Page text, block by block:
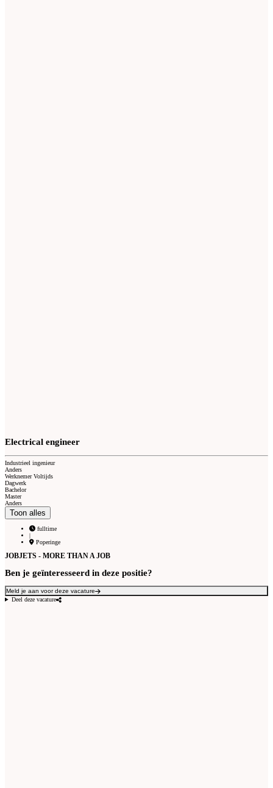
Electrical engineer
Industrieel ingenieur
Anders
Werknemer Voltijds
Dagwerk
Bachelor
Master
Anders
Toon alles
fulltime
|
Poperinge
JOBJETS - MORE THAN A JOB
Ben je geïnteresseerd in deze positie?
Meld je aan voor deze vacature
Deel deze vacature